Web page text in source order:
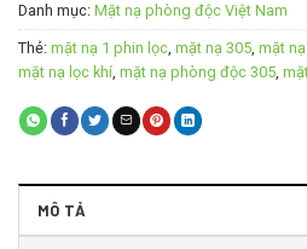
Danh mục: Mặt nạ phòng độc Việt Nam
Thẻ: mặt nạ 1 phin lọc, mặt nạ 305, mặt
mặt nạ lọc khí, mặt nạ phòng độc 305,
MÔ TẢ